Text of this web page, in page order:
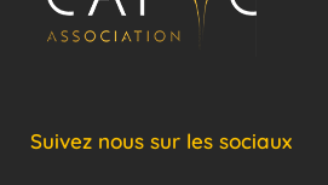
Suivez nous sur les sociaux